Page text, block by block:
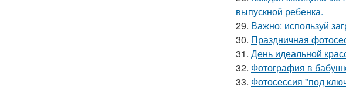
выпускной ребенка.
29. Важно: используй
30. Праздничная
31. День идеальной
32. Фотография в
33. Фотосессия "под